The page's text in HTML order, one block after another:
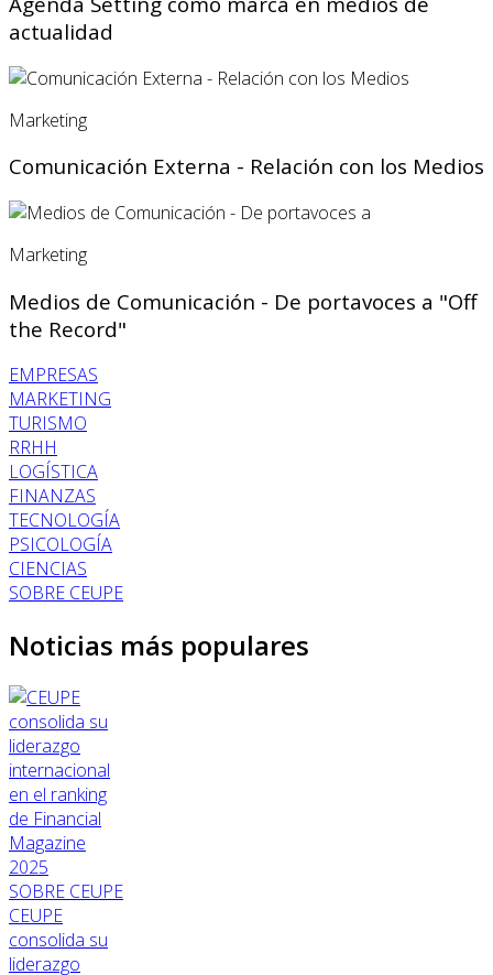
actualidad
Marketing
Comunicación Externa - Relación con los Medios
Marketing
Medios de Comunicación - De portavoces a "Off
the Record"
EMPRESAS
MARKETING
TURISMO
RRHH
LOGÍSTICA
FINANZAS
TECNOLOGÍA
PSICOLOGÍA
CIENCIAS
SOBRE CEUPE
Noticias más populares
SOBRE CEUPE
CEUPE
consolida su
liderazgo